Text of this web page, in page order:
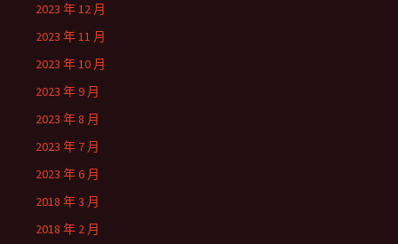
2023 年 12 月
2023 年 11 月
2023 年 10 月
2023 年 9 月
2023 年 8 月
2023 年 7 月
2023 年 6 月
2018 年 3 月
2018 年 2 月